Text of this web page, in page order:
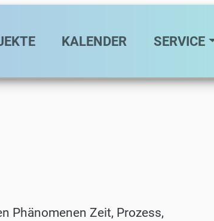
KALENDER SERVICE
Phänomenen Zeit, Prozess,